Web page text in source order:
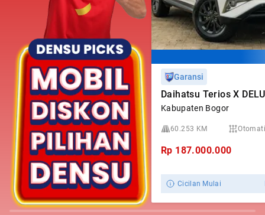
Garansi
Daihatsu Terios X
Kabupaten Bogor
60.253 KM
Rp 187.000.000
Cicilan Mulai